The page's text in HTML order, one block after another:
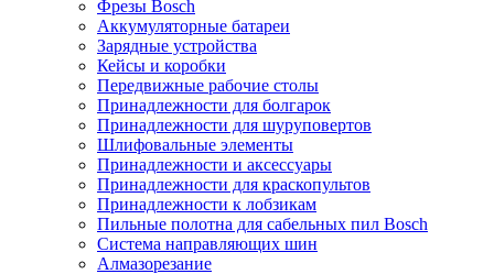
Фрезы Bosch
Аккумуляторные батареи
Зарядные устройства
Кейсы и коробки
Передвижные рабочие столы
Принадлежности для болгарок
Принадлежности для шуруповертов
Шлифовальные элементы
Принадлежности и аксессуары
Принадлежности для краскопультов
Принадлежности к лобзикам
Пильные полотна для сабельных пил Bosch
Система направляющих шин
Алмазорезание